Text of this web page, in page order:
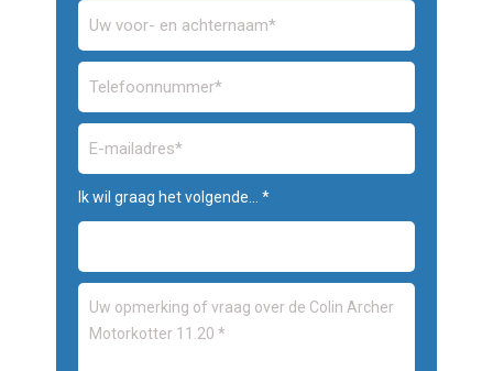
Ik wil graag het volgende... *